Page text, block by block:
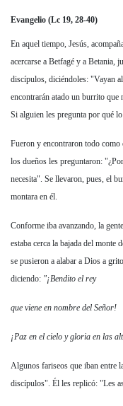
Evangelio (Lc 19, 28-40)
En aquel tiempo, Jesús,
acercarse a Betfagé y a Betania,
discípulos, diciéndoles: "Vayan
encontrarán atado un burrito que
Si alguien les pregunta por qué
Fueron y encontraron todo
los dueños les preguntaron:
necesita". Se llevaron, pues, el
montara en él.
Conforme iba avanzando, la
estaba cerca la bajada del
se pusieron a alabar a Dios a
diciendo: "¡Bendito el rey
que viene en nombre del Señor!
¡Paz en el cielo y gloria en las
Algunos fariseos que iban entre
discípulos". Él les replicó: "Les